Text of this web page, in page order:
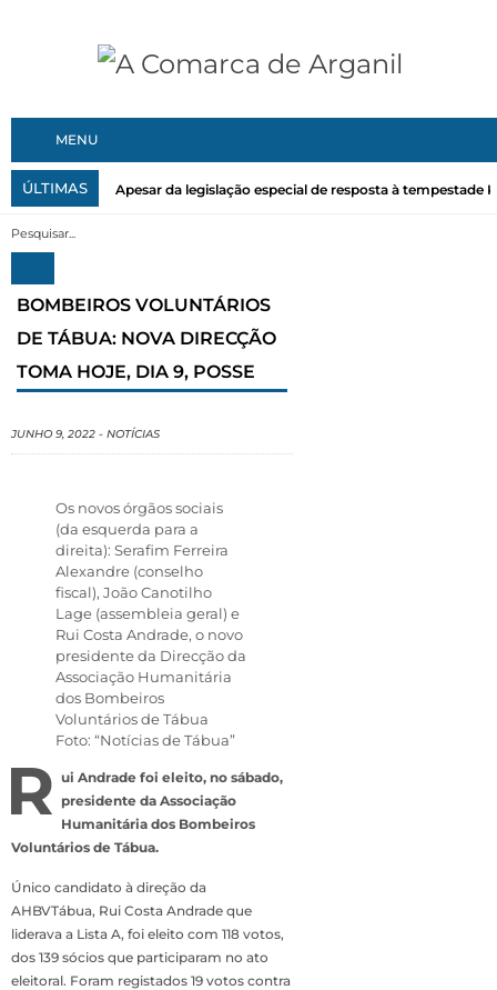
MENU
ÚLTIMAS Apesar da legislação especial de resposta à tempestade
BOMBEIROS VOLUNTÁRIOS
DE TÁBUA: NOVA DIRECÇÃO
TOMA HOJE, DIA 9, POSSE
JUNHO 9, 2022 - NOTÍCIAS
Os novos órgãos sociais
(da esquerda para a
direita): Serafim Ferreira
Alexandre (conselho
fiscal), João Canotilho
Lage (assembleia geral) e
Rui Costa Andrade, o novo
presidente da Direcção da
Associação Humanitária
dos Bombeiros
Voluntários de Tábua
Foto: “Notícias de Tábua”
R ui Andrade foi eleito, no sábado,
presidente da Associação
Humanitária dos Bombeiros
Voluntários de Tábua.
Único candidato à direção da
AHBVTábua, Rui Costa Andrade que
liderava a Lista A, foi eleito com 118 votos,
dos 139 sócios que participaram no ato
eleitoral. Foram registados 19 votos contra